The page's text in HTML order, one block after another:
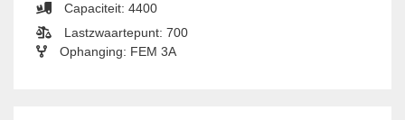
Capaciteit: 4400
Lastzwaartepunt: 700
Ophanging: FEM 3A